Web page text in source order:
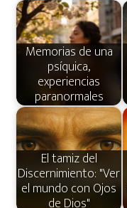
Memorias de una
psíquica,
experiencias
paranormales
El tamiz del
Discernimiento: "Ver
el mundo con Ojos
de Dios"